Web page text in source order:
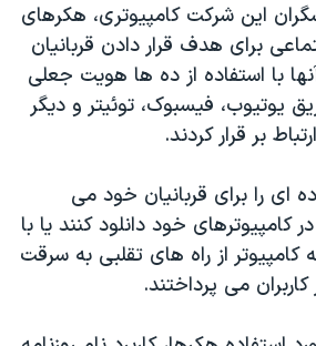
این شرکت کامپیوتری، هکرهای
برای هدف قرار دادن قربانیان
با استفاده از ده ها هویت جعلی
یوتیوب، فیسبوک، توئیتر و دیگر
بر قرار کردند.
ای را برای قربانیان خود می
در کامپیوترهای خود دانلود کنند یا با
کامپیوتر از راه های تقلبی به سرقت
می پرداختند.